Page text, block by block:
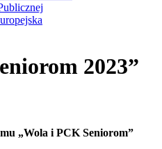
2023”
„Wola i PCK Seniorom”